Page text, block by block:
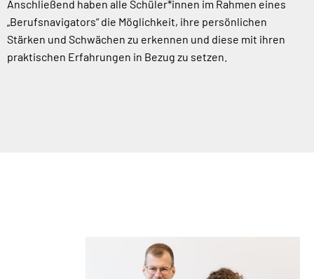
Anschließend haben alle Schüler*innen im Rahmen eines
„Berufsnavigators“ die Möglichkeit, ihre persönlichen
Stärken und Schwächen zu erkennen und diese mit ihren
praktischen Erfahrungen in Bezug zu setzen.